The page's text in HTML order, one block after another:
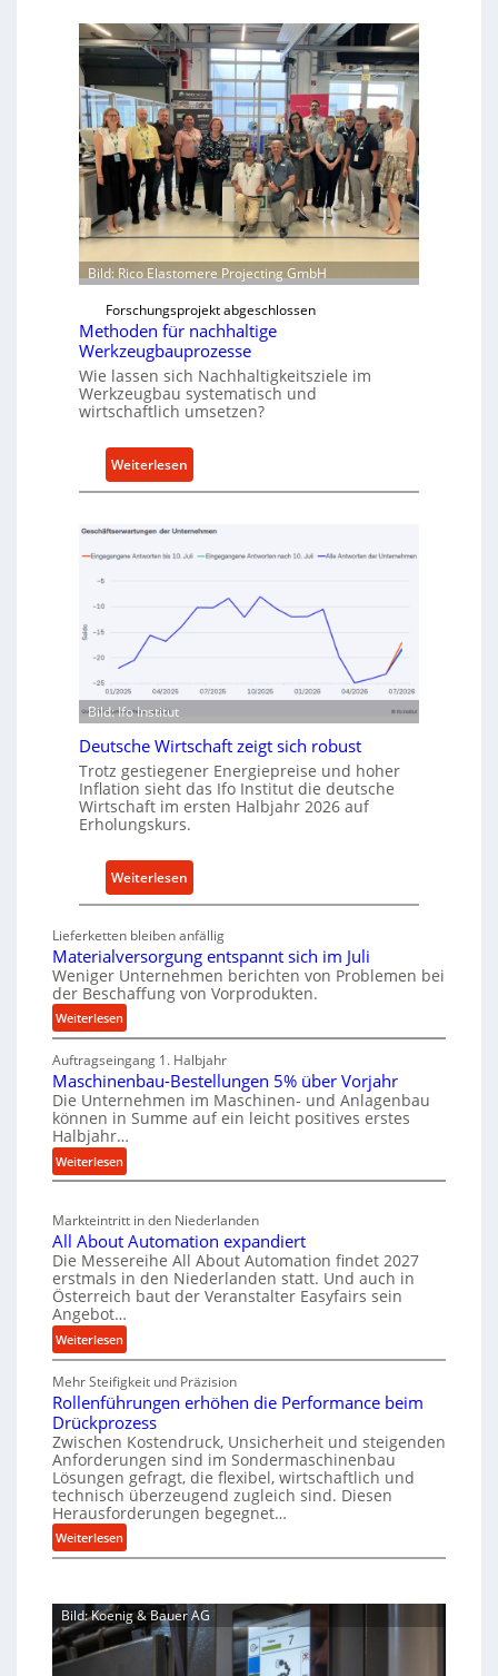
l
a
t
t
f
o
m
w
e
i
t
e
r
a
r
e
P
a
r
s
N
o
w
f
ü
h
r
t
A
k
a
I
r
i
e
-
r
s
t
z
t
i
l
e
n
n
Bild: Rico Elastomere Projecting GmbH
Forschungsprojekt abgeschlossen
Methoden für nachhaltige
Werkzeugbauprozesse
Wie lassen sich Nachhaltigkeitsziele im
Werkzeugbau systematisch und
wirtschaftlich umsetzen?
Weiterlesen:
M
t
h
e
ü
r
n
a
c
h
a
l
t
i
g
e
W
k
z
e
b
a
u
p
r
o
s
s
Bild: Ifo Institut
Deutsche Wirtschaft zeigt sich robust
Trotz gestiegener Energiepreise und hoher
Inflation sieht das Ifo Institut die deutsche
Wirtschaft im ersten Halbjahr 2026 auf
Erholungskurs.
Weiterlesen:
D
u
t
s
h
e
W
s
h
a
f
t
i
g
t
s
i
c
h
o
u
s
t
Lieferketten bleiben anfällig
Materialversorgung entspannt sich im Juli
Weniger Unternehmen berichten von Problemen bei
der Beschaffung von Vorprodukten.
Weiterlesen:
M
a
t
e
r
i
a
l
e
r
s
o
g
u
n
g
e
n
t
s
p
a
n
s
i
c
Auftragseingang 1. Halbjahr
Maschinenbau-Bestellungen 5% über Vorjahr
Die Unternehmen im Maschinen- und Anlagenbau
können in Summe auf ein leicht positives erstes
Halbjahr…
Weiterlesen:
M
s
c
h
i
n
e
n
a
u
-
B
e
s
t
e
l
u
n
g
Markteintritt in den Niederlanden
All About Automation expandiert
Die Messereihe All About Automation findet 2027
erstmals in den Niederlanden statt. Und auch in
Österreich baut der Veranstalter Easyfairs sein
Angebot…
Weiterlesen:
A
l
l
A
b
o
u
t
A
u
m
a
Mehr Steifigkeit und Präzision
Rollenführungen erhöhen die Performance beim
Drückprozess
Zwischen Kostendruck, Unsicherheit und steigenden
Anforderungen sind im Sondermaschinenbau
Lösungen gefragt, die flexibel, wirtschaftlich und
technisch überzeugend zugleich sind. Diesen
Herausforderungen begegnet…
Weiterlesen:
R
l
l
e
Bild: Koenig & Bauer AG